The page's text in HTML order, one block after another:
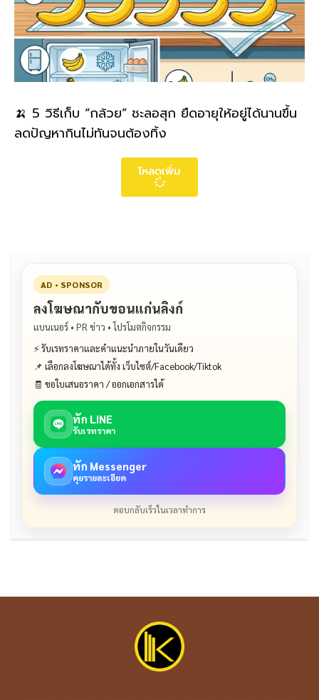
🍌 5 วิธีเก็บ “กล้วย” ชะลอสุก ยืดอายุให้อยู่ได้นานขึ้น
ลดปัญหากินไม่ทันจนต้องทิ้ง
โหลดเพิ่ม
AD • SPONSOR
ลงโฆษณากับขอนแก่นลิงก์
แบนเนอร์ • PR ข่าว • โปรโมตกิจกรรม
⚡ รับเรทราคาและคำแนะนำภายในวันเดียว
📌 เลือกลงโฆษณาได้ทั้ง เว็บไซต์/Facebook/Tiktok
🧾 ขอใบเสนอราคา / ออกเอกสารได้
ทัก LINE
รับเรทราคา
ทัก Messenger
คุยรายละเอียด
ตอบกลับเร็วในเวลาทำการ